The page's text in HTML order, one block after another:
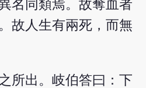
名同類焉。故奪血者
故人生有兩死，而無
所出。岐伯答曰：下